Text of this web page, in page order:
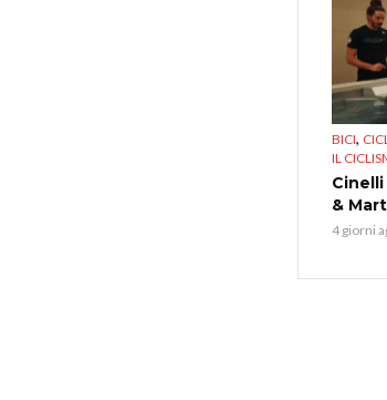
BICI,
IL
Cinelli
&
4 giorni